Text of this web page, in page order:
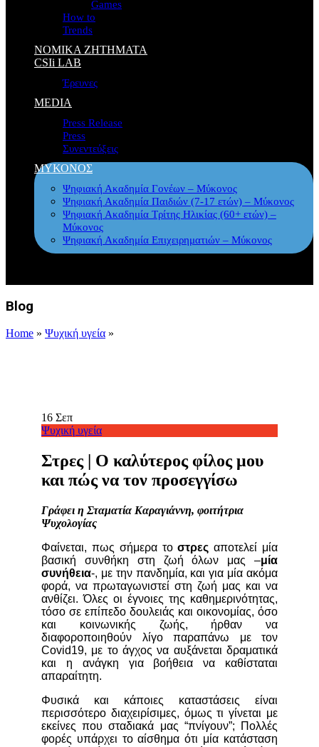
Games
How to
Trends
ΝΟΜΙΚΑ ΖΗΤΗΜΑΤΑ
CSIi LAB
Έρευνες
MEDIA
Press Release
Press
Συνεντεύξεις
ΜΥΚΟΝΟΣ
Ψηφιακή Ακαδημία Γονέων – Μύκονος
Ψηφιακή Ακαδημία Παιδιών (7-17 ετών) – Μύκονος
Ψηφιακή Ακαδημία Τρίτης Ηλικίας (60+ ετών) –
Μύκονος
Ψηφιακή Ακαδημία Επιχειρηματιών – Μύκονος
Blog
Home » Ψυχική υγεία »
16 Σεπ
Ψυχική υγεία
Στρες | Ο καλύτερος φίλος μου
και πώς να τον προσεγγίσω
Γράφει η Σταματία Καραγιάννη, φοιτήτρια
Ψυχολογίας
Φαίνεται, πως σήμερα τοστρεςαποτελεί μία
βασική συνθήκη στη ζωή όλων μας –μία
συνήθεια-, με την πανδημία, και για μία ακόμα
φορά, να πρωταγωνιστεί στη ζωή μας και να
ανθίζει. Όλες οι έγνοιες της καθημερινότητας,
τόσο σε επίπεδο δουλειάς και οικονομίας, όσο
και κοινωνικής ζωής, ήρθαν να
διαφοροποιηθούν λίγο παραπάνω με τον
Covid19, με το άγχος να αυξάνεται δραματικά
και η ανάγκη για βοήθεια να καθίσταται
απαραίτητη.
Φυσικά και κάποιες καταστάσεις είναι
περισσότερο διαχειρίσιμες, όμως τι γίνεται με
εκείνες που σταδιακά μας “πνίγουν”; Πολλές
φορές υπάρχει το αίσθημα ότι μία κατάσταση